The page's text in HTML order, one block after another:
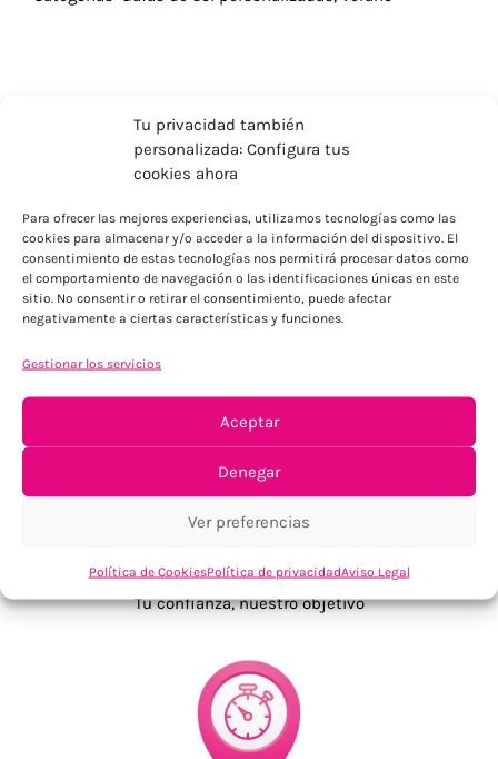
Tu privacidad también
personalizada: Configura tus
cookies ahora
Para ofrecer las mejores experiencias, utilizamos tecnologías como las
cookies para almacenar y/o acceder a la información del dispositivo. El
consentimiento de estas tecnologías nos permitirá procesar datos como
el comportamiento de navegación o las identificaciones únicas en este
sitio. No consentir o retirar el consentimiento, puede afectar
negativamente a ciertas características y funciones.
Gestionar los servicios
Aceptar
Denegar
Ver preferencias
Política de CookiesPolítica de privacidadAviso Legal
ENVÍOS ECONÓMICOS
Para Península, resto consultar
TU SATISFACCIÓN = LA NUESTRA
Tu confianza, nuestro objetivo